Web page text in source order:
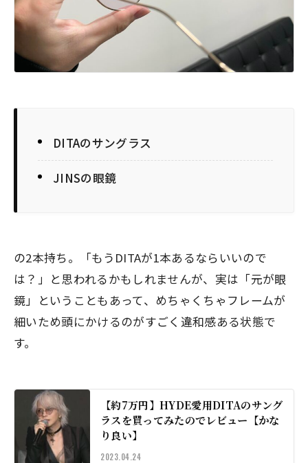
DITAのサングラス
JINSの眼鏡
の2本持ち。「もうDITAが1本あるならいいので
は？」と思われるかもしれませんが、実は「元が眼
鏡」ということもあって、めちゃくちゃフレームが
細いため頭にかけるのがすごく違和感ある状態で
す。
【約7万円】HYDE愛用DITAのサング
ラスを買ってみたのでレビュー【かな
り良い】
2023.04.24